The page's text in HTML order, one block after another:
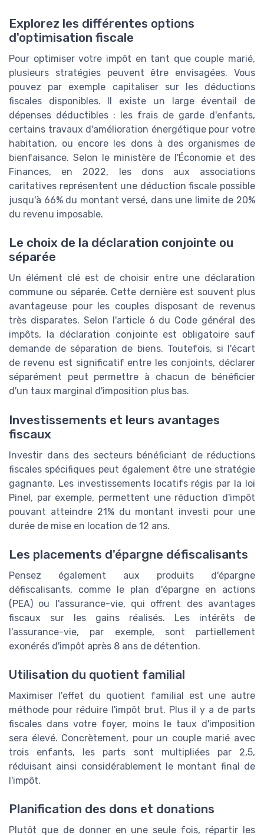
Explorez les différentes options
d'optimisation fiscale
Pour optimiser votre impôt en tant que couple marié,
plusieurs stratégies peuvent être envisagées. Vous
pouvez par exemple capitaliser sur les déductions
fiscales disponibles. Il existe un large éventail de
dépenses déductibles : les frais de garde d'enfants,
certains travaux d'amélioration énergétique pour votre
habitation, ou encore les dons à des organismes de
bienfaisance. Selon le ministère de l'Économie et des
Finances, en 2022, les dons aux associations
caritatives représentent une déduction fiscale possible
jusqu'à 66% du montant versé, dans une limite de 20%
du revenu imposable.
Le choix de la déclaration conjointe ou
séparée
Un élément clé est de choisir entre une déclaration
commune ou séparée. Cette dernière est souvent plus
avantageuse pour les couples disposant de revenus
très disparates. Selon l'article 6 du Code général des
impôts, la déclaration conjointe est obligatoire sauf
demande de séparation de biens. Toutefois, si l'écart
de revenu est significatif entre les conjoints, déclarer
séparément peut permettre à chacun de bénéficier
d'un taux marginal d'imposition plus bas.
Investissements et leurs avantages
fiscaux
Investir dans des secteurs bénéficiant de réductions
fiscales spécifiques peut également être une stratégie
gagnante. Les investissements locatifs régis par la loi
Pinel, par exemple, permettent une réduction d'impôt
pouvant atteindre 21% du montant investi pour une
durée de mise en location de 12 ans.
Les placements d'épargne défiscalisants
Pensez également aux produits d'épargne
défiscalisants, comme le plan d'épargne en actions
(PEA) ou l'assurance-vie, qui offrent des avantages
fiscaux sur les gains réalisés. Les intérêts de
l'assurance-vie, par exemple, sont partiellement
exonérés d'impôt après 8 ans de détention.
Utilisation du quotient familial
Maximiser l'effet du quotient familial est une autre
méthode pour réduire l'impôt brut. Plus il y a de parts
fiscales dans votre foyer, moins le taux d'imposition
sera élevé. Concrètement, pour un couple marié avec
trois enfants, les parts sont multipliées par 2,5,
réduisant ainsi considérablement le montant final de
l'impôt.
Planification des dons et donations
Plutôt que de donner en une seule fois, répartir les